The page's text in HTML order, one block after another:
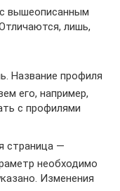
вышеописанным
лишь,
Название профиля
его, например,
с профилями
страница —
необходимо
Изменения